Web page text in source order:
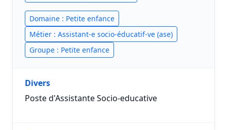
Domaine : Petite enfance
Métier : Assistant-e socio-éducatif-ve (ase)
Groupe : Petite enfance
Divers
Poste d'Assistante Socio-educative